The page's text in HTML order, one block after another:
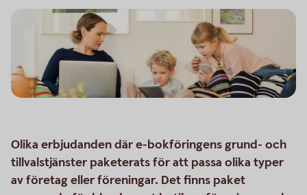
Olika erbjudanden där e-bokföringens grund- och
tillvalstjänster paketerats för att passa olika typer
av företag eller föreningar. Det finns paket